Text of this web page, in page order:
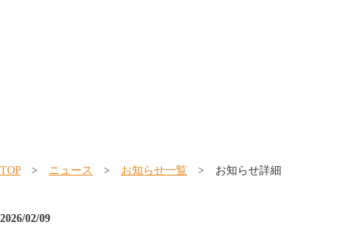
TOP> ニュース > お知らせ一覧 > お知らせ詳細
2026/02/09